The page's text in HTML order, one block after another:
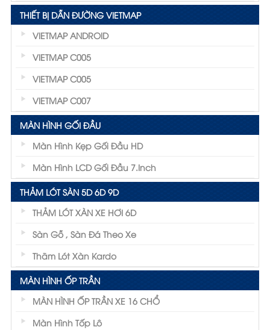
THIẾT BỊ DẪN ĐƯỜNG VIETMAP
VIETMAP ANDROID
VIETMAP C005
VIETMAP C005
VIETMAP C007
MÀN HÌNH GỐI ĐẦU
Màn Hình Kẹp Gối Đầu HD
Màn Hình LCD Gối Đầu 7.inch
THẢM LÓT SÀN 5D 6D 9D
THẢM LÓT XÀN XE HƠI 6D
Sàn Gỗ , Sàn Đá Theo Xe
Thãm Lót Xàn Kardo
MÀN HÌNH ỐP TRẦN
MÀN HÌNH ỐP TRẦN XE 16 CHỔ
Màn Hình Tốp Lô